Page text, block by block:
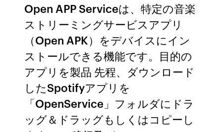
Open APP Serviceは、特定の音楽
ストリーミングサービスアプリ
（Open APK）をデバイスにイン
ストールできる機能です。目的の
アプリを製品 先程、ダウンロード
したSpotifyアプリを
「OpenService」フォルダにドラ
ッグ＆ドラッグもしくはコピーし